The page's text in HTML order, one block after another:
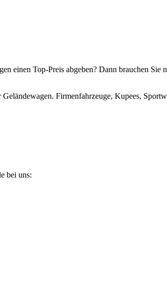
einen Top-Preis abgeben? Dann brauchen Sie
Firmenfahrzeuge, Kupees,
bei uns: